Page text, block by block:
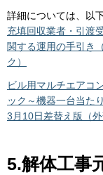
詳細については、以
充填回収業者・引渡
関する運用の手引き
ク）
ビル用マルチエアコ
ック～機器一台当た
3月10日差替え版（外
5.解体工事